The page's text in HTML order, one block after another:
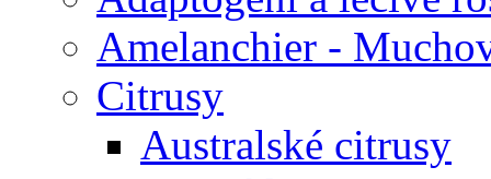
Amelanchier -
Citrusy
Australské citrusy